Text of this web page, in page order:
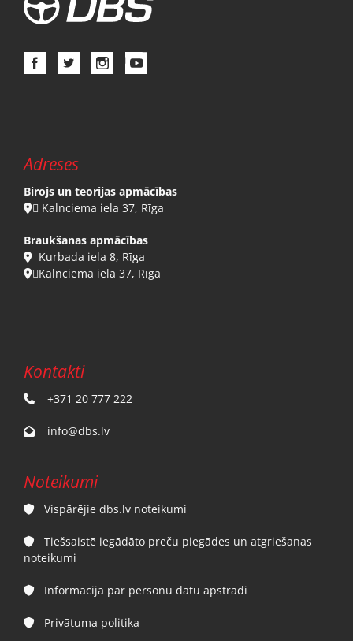
Adreses
Birojs un teorijas apmācības
 Kalnciema iela 37, Rīga
Braukšanas apmācības
 Kurbada iela 8, Rīga
Kalnciema iela 37, Rīga
Kontakti
 +371 20 777 222
 info@dbs.lv
Noteikumi
 Vispārējie dbs.lv noteikumi

Tiešsaistē iegādāto preču piegādes un atgriešanas
noteikumi
 Informācija par personu datu apstrādi
 Privātuma politika